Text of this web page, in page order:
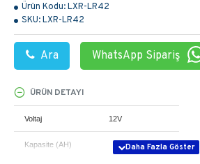
Ürün Kodu:LXR-LR42
SKU:LXR-LR42
Ara WhatsApp Sipariş
ÜRÜN DETAYI
Voltaj 12V
Kapasite (AH)